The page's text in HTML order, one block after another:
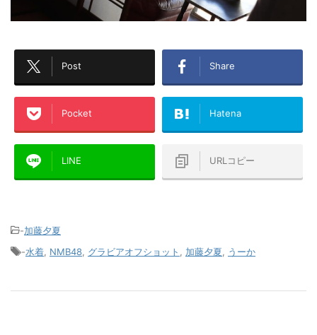
Post Share
Pocket Hatena
LINE URLコピー
-加藤夕夏
-水着 NMB48 グラビアオフショット 加藤夕夏 うーか